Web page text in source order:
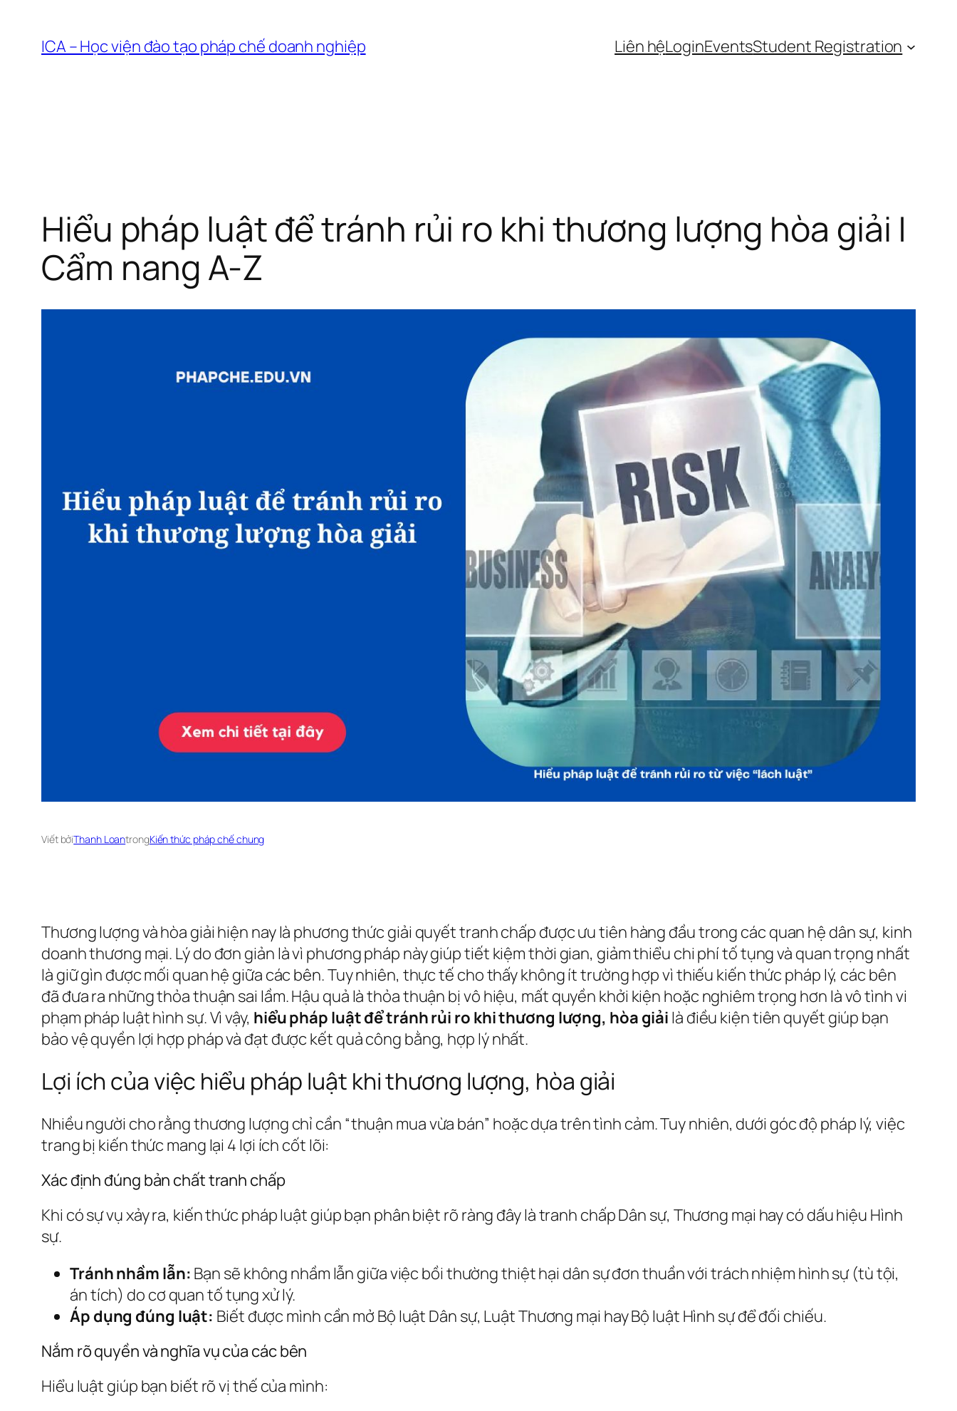
ICA – Học viện đào tạo pháp chế doanh nghiệp Liên hệLoginEventsStudent Registration
Hiểu pháp luật để tránh rủi ro khi thương lượng hòa giải |
Cẩm nang A-Z
Viết bởiThanh LoantrongKiến thức pháp chế chung
Thương lượng và hòa giải hiện nay là phương thức giải quyết tranh chấp được ưu tiên hàng đầu trong các quan hệ dân sự, kinh
doanh thương mại. Lý do đơn giản là vì phương pháp này giúp tiết kiệm thời gian, giảm thiểu chi phí tố tụng và quan trọng nhất
là giữ gìn được mối quan hệ giữa các bên. Tuy nhiên, thực tế cho thấy không ít trường hợp vì thiếu kiến thức pháp lý, các bên
đã đưa ra những thỏa thuận sai lầm. Hậu quả là thỏa thuận bị vô hiệu, mất quyền khởi kiện hoặc nghiêm trọng hơn là vô tình vi
phạm pháp luật hình sự. Vì vậy, hiểu pháp luật để tránh rủi ro khi thương lượng, hòa giải là điều kiện tiên quyết giúp bạn
bảo vệ quyền lợi hợp pháp và đạt được kết quả công bằng, hợp lý nhất.
Lợi ích của việc hiểu pháp luật khi thương lượng, hòa giải
Nhiều người cho rằng thương lượng chỉ cần “thuận mua vừa bán” hoặc dựa trên tình cảm. Tuy nhiên, dưới góc độ pháp lý, việc
trang bị kiến thức mang lại 4 lợi ích cốt lõi:
Xác định đúng bản chất tranh chấp
Khi có sự vụ xảy ra, kiến thức pháp luật giúp bạn phân biệt rõ ràng đây là tranh chấp Dân sự, Thương mại hay có dấu hiệu Hình
sự.
Tránh nhầm lẫn: Bạn sẽ không nhầm lẫn giữa việc bồi thường thiệt hại dân sự đơn thuần với trách nhiệm hình sự (tù tội,
án tích) do cơ quan tố tụng xử lý.
Áp dụng đúng luật: Biết được mình cần mở Bộ luật Dân sự, Luật Thương mại hay Bộ luật Hình sự để đối chiếu.
Nắm rõ quyền và nghĩa vụ của các bên
Hiểu luật giúp bạn biết rõ vị thế của mình: